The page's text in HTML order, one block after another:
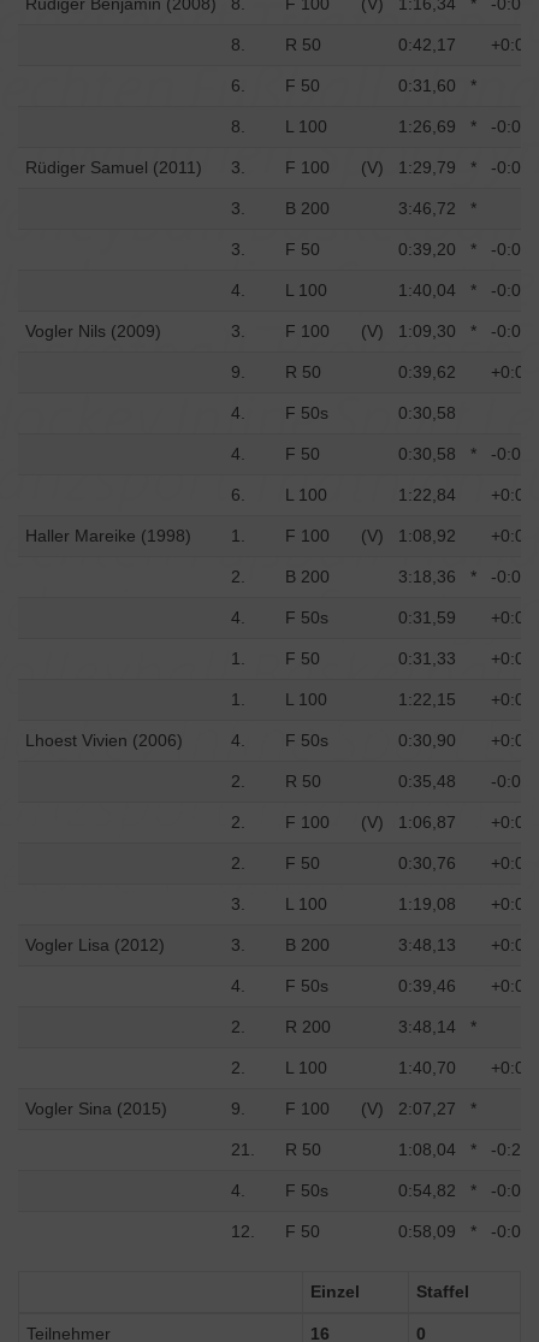
8. R 50 0:42,17
6. F 50 0:31,60 *
8. L 100 1:26,69 * -
Rüdiger Samuel (2011) 3. F 100 (V) 1:29,79 * -
3. B 200 3:46,72 *
3. F 50 0:39,20 * -
4. L 100 1:40,04 * -
Vogler Nils (2009) 3. F 100 (V) 1:09,30 * -
9. R 50 0:39,62
4. F 50s 0:30,58
4. F 50 0:30,58 * -
6. L 100 1:22,84
Haller Mareike (1998) 1. F 100 (V) 1:08,92
2. B 200 3:18,36 * -
4. F 50s 0:31,59
1. F 50 0:31,33
1. L 100 1:22,15
Lhoest Vivien (2006) 4. F 50s 0:30,90
2. R 50 0:35,48 -
2. F 100 (V) 1:06,87
2. F 50 0:30,76
3. L 100 1:19,08
Vogler Lisa (2012) 3. B 200 3:48,13
4. F 50s 0:39,46
2. R 200 3:48,14 *
2. L 100 1:40,70
Vogler Sina (2015) 9. F 100 (V) 2:07,27 *
21. R 50 1:08,04 * -
4. F 50s 0:54,82 * -
12. F 50 0:58,09 * -
Einzel Staffel
Teilnehmer 16 0